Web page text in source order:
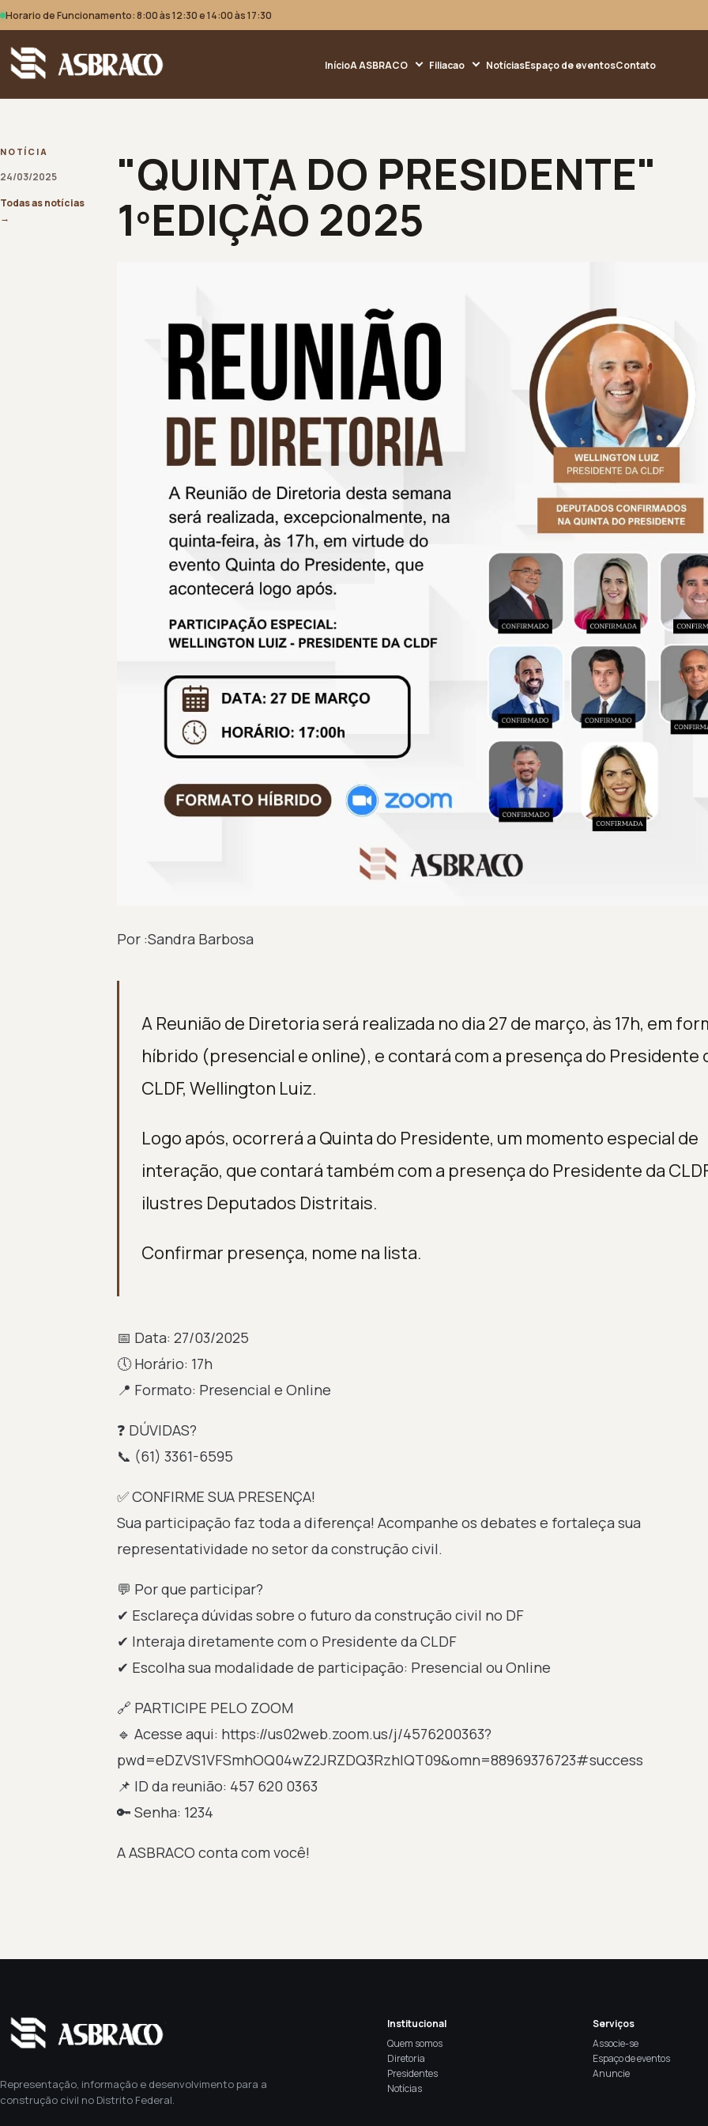
Horario de Funcionamento: 8:00 às 12:30 e 14:00 às 17:30
InícioA ASBRACO Filiacao NotíciasEspaço de eventosContato
NOTÍCIA
24/03/2025
Todas as notícias
→
"QUINTA DO PRESIDENTE"
1ºEDIÇÃO 2025
Por :Sandra Barbosa
A Reunião de Diretoria será realizada no dia 27 de março, às 17h, em
híbrido (presencial e online), e contará com a presença do Presidente
CLDF, Wellington Luiz.
Logo após, ocorrerá a Quinta do Presidente, um momento especial de
interação, que contará também com a presença do Presidente da
ilustres Deputados Distritais.
Confirmar presença, nome na lista.
📅 Data: 27/03/2025
🕔 Horário: 17h
📍 Formato: Presencial e Online
❓ DÚVIDAS?
📞 (61) 3361-6595
✅ CONFIRME SUA PRESENÇA!
Sua participação faz toda a diferença! Acompanhe os debates e fortaleça sua
representatividade no setor da construção civil.
💬 Por que participar?
✔ Esclareça dúvidas sobre o futuro da construção civil no DF
✔ Interaja diretamente com o Presidente da CLDF
✔ Escolha sua modalidade de participação: Presencial ou Online
🔗 PARTICIPE PELO ZOOM
🔹 Acesse aqui: https://us02web.zoom.us/j/4576200363?
pwd=eDZVS1VFSmhOQ04wZ2JRZDQ3RzhIQT09&omn=88969376723#success
📌 ID da reunião: 457 620 0363
🔑 Senha: 1234
A ASBRACO conta com você!
Representação, informação e desenvolvimento para a
construção civil no Distrito Federal.
Institucional
Quem somos
Diretoria
Presidentes
Notícias
Serviços
Associe-se
Espaço de eventos
Anuncie